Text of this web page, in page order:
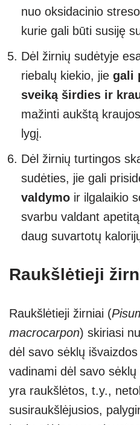
nuo oksidacinio
kurie gali būti susiję
Dėl žirnių sudėtyje
riebalų kiekio, jie gali
sveiką širdies ir
mažinti aukštą
lygį.
Dėl žirnių turtingos
sudėties, jie gali
valdymo ir ilgalaikio
svarbu valdant
daug suvartotų
Raukšlėtieji
Raukšlėtieji žirniai (
macrocarpon) skiriasi
dėl savo sėklų
vadinami dėl savo
yra raukšlėtos, t.y.,
susiraukšlėjusios,